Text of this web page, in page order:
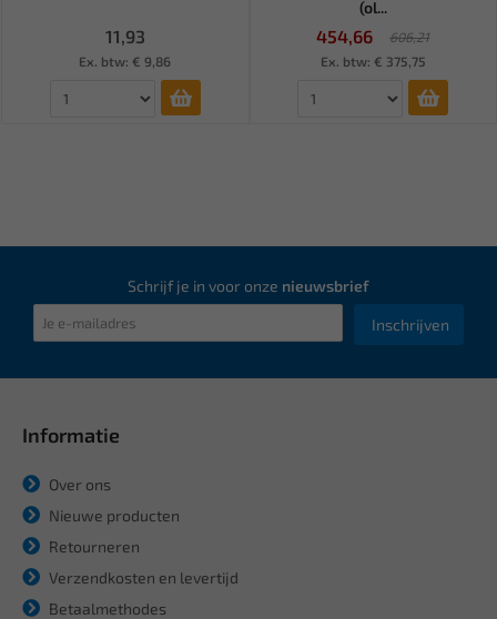
11,93
Ex. btw: € 9,86
(ol...
454,66
606,21
Ex. btw: € 375,75
Schrijf je in voor onze nieuwsbrief
Inschrijven
Informatie
Over ons
Nieuwe producten
Retourneren
Verzendkosten en levertijd
Betaalmethodes